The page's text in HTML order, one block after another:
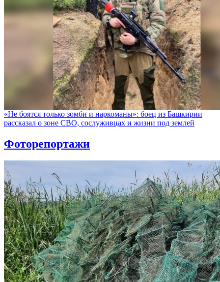
«Не боятся только зомби и наркоманы»: боец из Башкирии
рассказал о зоне СВО, сослуживцах и жизни под землей
Фоторепортажи